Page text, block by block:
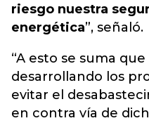
riesgo nuestra
energética”, señaló.
“A esto se suma
desarrollando los
evitar el
en contra vía de